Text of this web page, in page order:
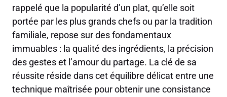
rappelé que la popularité d’un plat, qu’elle soit
portée par les plus grands chefs ou par la tradition
familiale, repose sur des fondamentaux
immuables : la qualité des ingrédients, la précision
des gestes et l’amour du partage. La clé de sa
réussite réside dans cet équilibre délicat entre une
technique maîtrisée pour obtenir une consistance